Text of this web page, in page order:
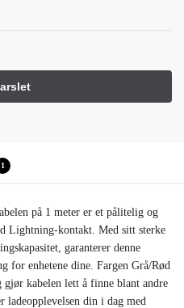
1
på 1 meter er et pålitelig og
Lightning-kontakt. Med sitt sterke
garanterer denne
for enhetene dine. Fargen Grå/Rød
kabelen lett å finne blant andre
ladeopplevelsen din i dag med